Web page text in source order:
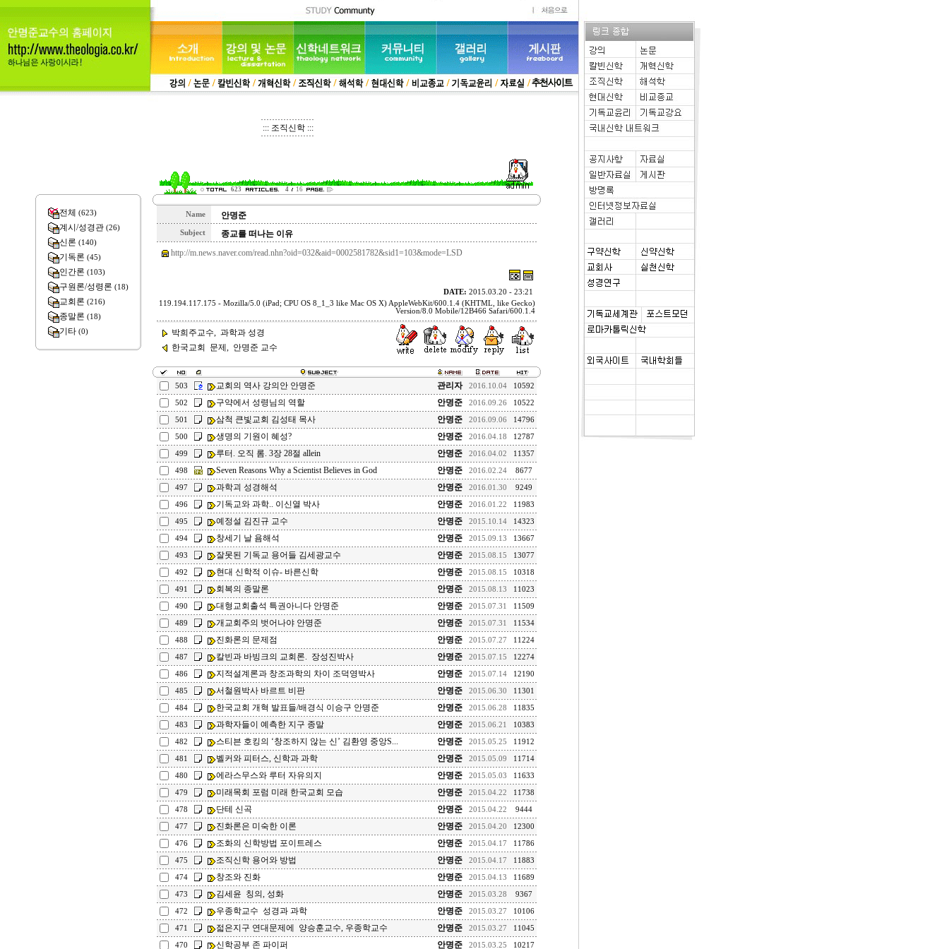
::: 조직신학 :::
623 4 16
전체 (623)
계시/성경관 (26)
신론 (140)
기독론 (45)
인간론 (103)
구원론/성령론 (18)
교회론 (216)
종말론 (18)
기타 (0)
Name 안명준
Subject
종교를 떠나는 이유
http://m.news.naver.com/read.nhn?oid=032&aid=0002581782&sid1=103&mode=LSD
DATE: 2015.03.20 - 23:21
119.194.117.175 - Mozilla/5.0 (iPad; CPU OS 8_1_3 like Mac OS X) AppleWebKit/600.1.4 (KHTML, like Gecko)
Version/8.0 Mobile/12B466 Safari/600.1.4
박희주교수, 과학과 성경
한국교회 문제, 안명준 교수
503 교회의 역사 강의안 안명준 관리자 2016.10.04 10592
502 구약에서 성령님의 역할 안명준 2016.09.26 10522
501 삼척 큰빛교회 김성태 목사 안명준 2016.09.06 14796
500 생명의 기원이 혜성? 안명준 2016.04.18 12787
499 루터. 오직 롬. 3장 28절 allein 안명준 2016.04.02 11357
498 Seven Reasons Why a Scientist Believes in God 안명준 2016.02.24 8677
497 과학괴 성경해석 안명준 2016.01.30 9249
496 기독교와 과학.. 이신열 박사 안명준 2016.01.22 11983
495 예정설 김진규 교수 안명준 2015.10.14 14323
494 창세기 날 욤해석 안명준 2015.09.13 13667
493 잘못된 기독교 용어들 김세광교수 안명준 2015.08.15 13077
492 현대 신학적 이슈- 바른신학 안명준 2015.08.15 10318
491 회복의 종말론 안명준 2015.08.13 11023
490 대형교회출석 특권아니다 안명준 안명준 2015.07.31 11509
489 개교회주의 벗어나야 안명준 안명준 2015.07.31 11534
488 진화론의 문제점 안명준 2015.07.27 11224
487 칼빈과 바빙크의 교회론. 장성진박사 안명준 2015.07.15 12274
486 지적설계론과 창조과학의 차이 조덕영박사 안명준 2015.07.14 12190
485 서철원박사 바르트 비판 안명준 2015.06.30 11301
484 한국교회 개혁 발표들/배경식 이승구 안명준 안명준 2015.06.28 11835
483 과학자들이 예측한 지구 종말 안명준 2015.06.21 10383
482 스티븐 호킹의 ‘창조하지 않는 신’ 김환영 중앙S... 안명준 2015.05.25 11912
481 벨커와 피터스, 신학과 과학 안명준 2015.05.09 11714
480 에라스무스와 루터 자유의지 안명준 2015.05.03 11633
479 미래목회 포럼 미래 한국교회 모습 안명준 2015.04.22 11738
478 단테 신곡 안명준 2015.04.22 9444
477 진화론은 미숙한 이론 안명준 2015.04.20 12300
476 조화의 신학방법 포이트레스 안명준 2015.04.17 11786
475 조직신학 용어와 방법 안명준 2015.04.17 11883
474 창조와 진화 안명준 2015.04.13 11689
473 김세윤 칭의, 성화 안명준 2015.03.28 9367
472 우종학교수 성경과 과학 안명준 2015.03.27 10106
471 젋은지구 연대문제에 양승훈교수, 우종학교수 안명준 2015.03.27 11045
470 신학공부 존 파이퍼 안명준 2015.03.25 10217